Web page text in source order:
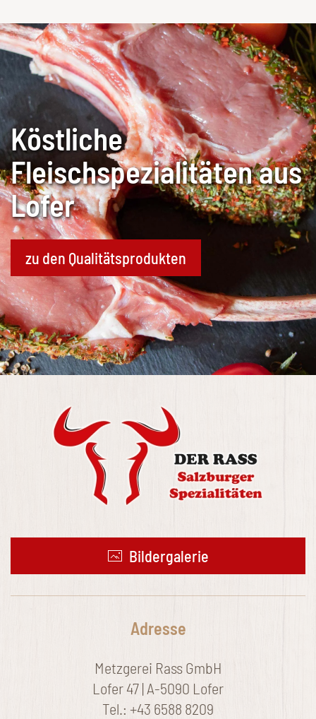
Köstliche
Fleischspezialitäten aus
Lofer
zu den Qualitätsprodukten
Bildergalerie
Adresse
Metzgerei Rass GmbH
Lofer 47 | A-5090 Lofer
Tel.: +43 6588 8209